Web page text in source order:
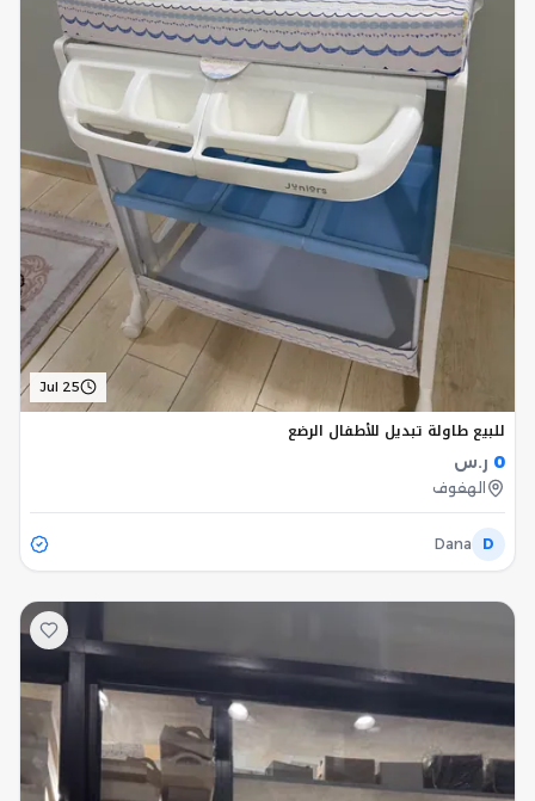
Jul 25
للبيع طاولة تبديل للأطفال الرضع
0 ر.س
الهفوف
D
Dana